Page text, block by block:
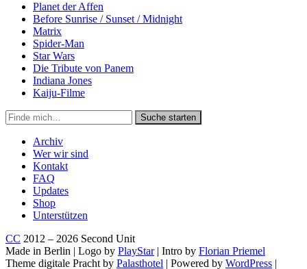
Planet der Affen
Before Sunrise / Sunset / Midnight
Matrix
Spider-Man
Star Wars
Die Tribute von Panem
Indiana Jones
Kaiju-Filme
Suche
in
https://secondunit-
podcast.de/
Suche starten
Archiv
Wer wir sind
Kontakt
FAQ
Updates
Shop
Unterstützen
CC 2012 – 2026 Second Unit
Made in Berlin | Logo by PlayStar| Intro by Florian Priemel
Theme digitale Pracht by Palasthotel | Powered by WordPress |